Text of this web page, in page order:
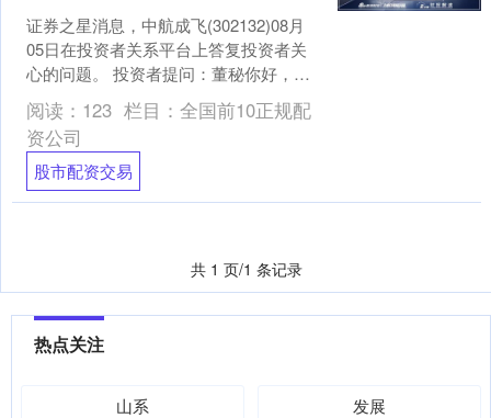
证券之星消息，中航成飞(302132)08月
05日在投资者关系平台上答复投资者关
心的问题。 投资者提问：董秘你好，请
问截止到2025年7月30日收盘，贵公司的
股....
阅读： 123 栏目： 全国前10正规配
资公司
股市配资交易
共 1 页/1 条记录
热点关注
山系 发展